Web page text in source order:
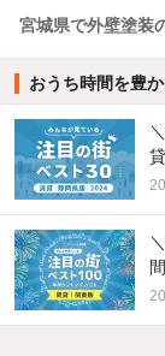
宮城県で外壁塗装
おうち時間を豊